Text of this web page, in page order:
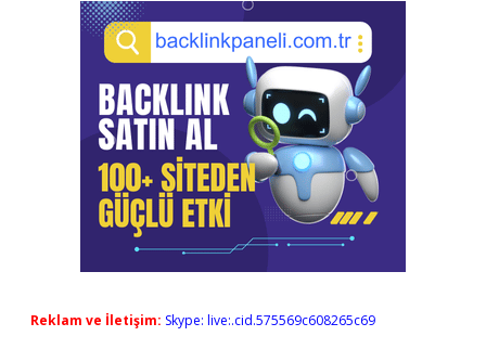
Reklam ve İletişim: Skype: live:.cid.575569c608265c69